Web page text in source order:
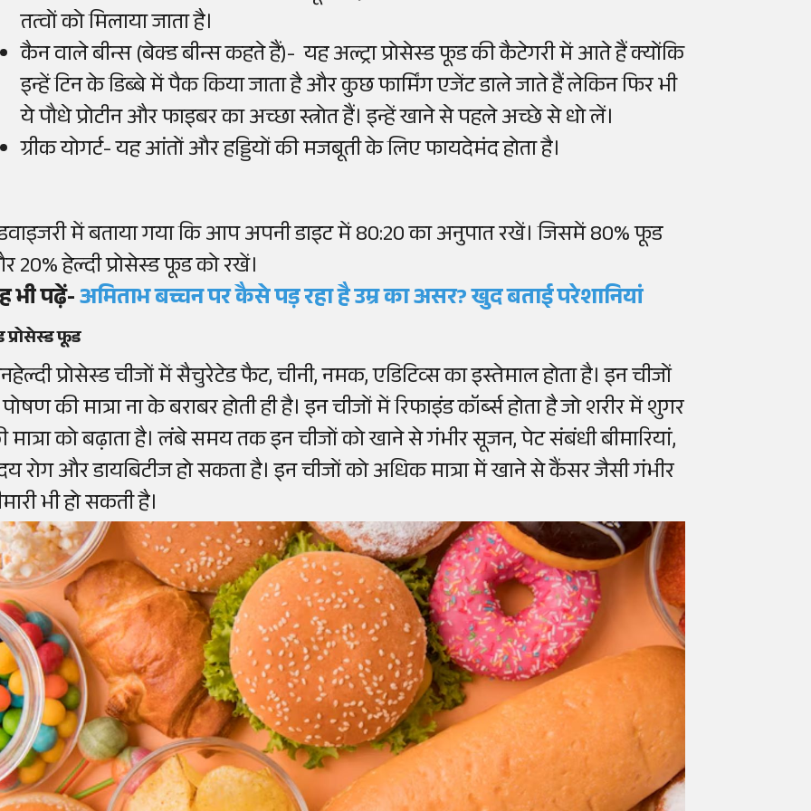
तत्वों को मिलाया जाता है।
कैन वाले बीन्स (बेक्ड बीन्स कहते हैं)- यह अल्ट्रा प्रोसेस्ड फूड की कैटेगरी में आते हैं क्योंकि
इन्हें टिन के डिब्बे में पैक किया जाता है और कुछ फार्मिंग एजेंट डाले जाते हैं लेकिन फिर भी
ये पौधे प्रोटीन और फाइबर का अच्छा स्त्रोत हैं। इन्हें खाने से पहले अच्छे से धो लें।
ग्रीक योगर्ट- यह आंतों और हड्डियों की मजबूती के लिए फायदेमंद होता है।
मेंबतायागयाकिआपअपनीडाइटमें80:20काअनुपातरखें।जिसमें80%फूड
20%हेल्दीप्रोसेस्डफूडकोरखें।
भी पढ़ें-अमिताभबच्चन पर कैसे पड़ रहा है उम्र का असर? खुद बताई परेशानियां
प्रोसेस्ड फूड
प्रोसेस्ड चीजों में सैचुरेटेड फैट, चीनी, नमक, एडिटिव्स का इस्तेमाल होता है। इन चीजों
की मात्रा ना के बराबर होती ही है। इन चीजों में रिफाइंड कॉर्ब्स होता है जो शरीर में शुगर
मात्रा को बढ़ाता है। लंबे समय तक इन चीजों को खाने से गंभीर सूजन, पेट संबंधी बीमारियां,
रोग और डायबिटीज हो सकता है। इन चीजों को अधिक मात्रा में खाने से कैंसर जैसी गंभीर
भी हो सकती है।